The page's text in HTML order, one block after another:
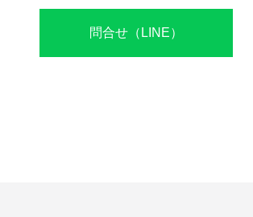
問合せ（LINE）